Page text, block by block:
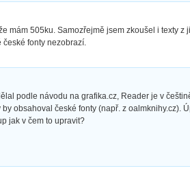
mám 505ku. Samozřejmě jsem zkoušel i texty
české fonty nezobrazí.
podle návodu na grafika.cz, Reader je v
by obsahoval české fonty (např. z oalmknihy.cz).
jak v čem to upravit?